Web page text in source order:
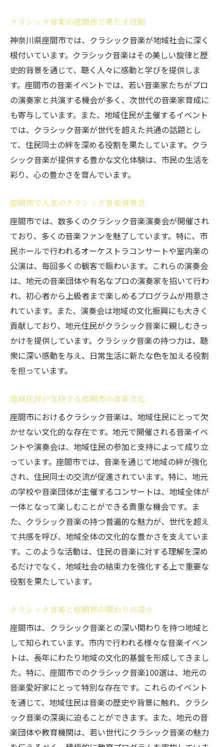
クラシック音楽で座間市の文化を深く知る
座間市の文化に溶け込むクラシック音楽
座間市の文化的魅力をクラシック音楽で探
る
座間市でのクラシック音楽体験が日常を彩る理
由
日常に彩りを加える座間市のクラシック音
楽
座間市のクラシック音楽がもたらす日常の
変化
影響
座間市でのクラシック音楽が日常生活を豊
かに
クラシック音楽が座間市の暮らしを輝かせ
る
座間市での日常をクラシック音楽で彩る方
法
クラシック音楽と座間市が織りなす特別なひと
ときを
座間市でのクラシック音楽と共に過ごす時
間
特別なひとときを演出する座間市のクラシ
クラシック音楽が座間市で作る特別な瞬間
座間市での音楽と共に過ごす豊かな時間
クラシック音楽が座間市で生む特別な経験
座間市で開催されるクラシック音楽イベントの
楽しみ方
座間市のクラシック音楽イベントの見どこ
ろ
イベントを盛り上げる座間市のクラシック
音楽
座間市でクラシック音楽イベントを楽しむ
方法
クラシック音楽イベントの楽しさを座間市
座間市の音楽イベントでのクラシック音楽
の魅力
座間市のクラシック音楽イベントでの楽し
み方
クラシック音楽が座間市で心に響く理由とは
座間市でクラシック音楽が心に響く理由
心に残る座間市のクラシック音楽の魅力
クラシック音楽が座間市で果たす役割
神奈川県座間市では、クラシック音楽が地域社会に深く
根付いています。クラシック音楽はその美しい旋律と歴
史的背景を通じて、聴く人々に感動と学びを提供しま
す。座間市の音楽イベントでは、若い音楽家たちがプロ
の演奏家と共演する機会が多く、次世代の音楽家育成に
も寄与しています。また、地域住民が主催するイベント
では、クラシック音楽が世代を超えた共通の話題とし
て、住民同士の絆を深める役割を果たしています。クラ
シック音楽が提供する豊かな文化体験は、市民の生活を
彩り、心の豊かさを育んでいます。
座間市で人気のクラシック音楽演奏会
座間市では、数多くのクラシック音楽演奏会が開催され
ており、多くの音楽ファンを魅了しています。特に、市
民ホールで行われるオーケストラコンサートや室内楽の
公演は、毎回多くの観客で賑わいます。これらの演奏会
は、地元の音楽団体や有名なプロの演奏家を招いて行わ
れ、初心者から上級者まで楽しめるプログラムが用意さ
れています。また、演奏会は地域の文化振興にも大きく
貢献しており、地元住民がクラシック音楽に親しむきっ
かけを提供しています。クラシック音楽の持つ力は、聴
衆に深い感動を与え、日常生活に新たな色を加える役割
を担っています。
地域住民が支持する座間市の音楽文化
座間市におけるクラシック音楽は、地域住民にとって欠
かせない文化的な存在です。地元で開催される音楽イベ
ントや演奏会は、地域住民の参加と支持によって成り立
っています。座間市では、音楽を通じて地域の絆が強化
され、住民同士の交流が促進されています。特に、地元
の学校や音楽団体が主催するコンサートは、地域全体が
一体となって楽しむことができる貴重な機会です。ま
た、クラシック音楽の持つ普遍的な魅力が、世代を超え
て共感を呼び、地域全体の文化的な豊かさを支えていま
す。このような活動は、住民の音楽に対する理解を深め
るだけでなく、地域社会の結束力を強化する上で重要な
役割を果たしています。
クラシック音楽と座間市の関わりの深さ
座間市は、クラシック音楽との深い関わりを持つ地域と
して知られています。市内で行われる様々な音楽イベン
トは、長年にわたり地域の文化的基盤を形成してきまし
た。特に、座間市でのクラシック音楽100選は、地元の
音楽愛好家にとって特別な存在です。これらのイベント
を通じて、地域住民は音楽の歴史や背景に触れ、クラシ
ック音楽の深奥に迫ることができます。また、地元の音
楽団体や教育機関は、若い世代にクラシック音楽の魅力